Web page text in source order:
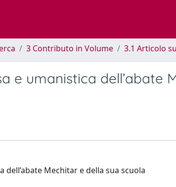
3 Contributo in Volume 3.1 Articolo
e umanistica dell’abate
dell’abate Mechitar e della sua scuola